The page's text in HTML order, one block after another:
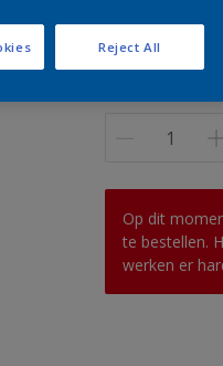
500 ML
Op dit
te bestellen.
werken er
Reject All